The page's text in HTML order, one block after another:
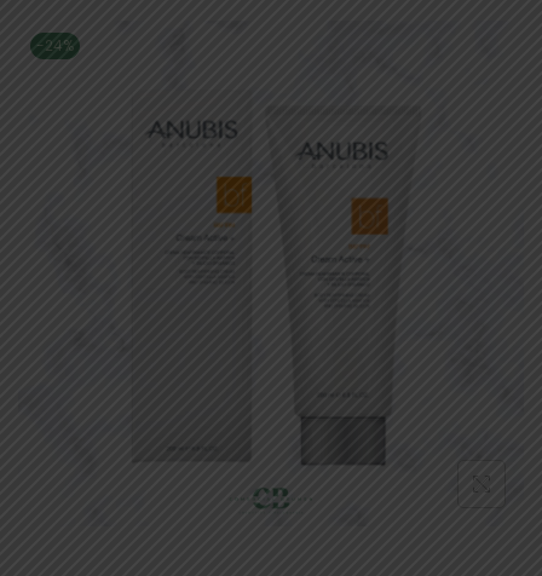
-24%